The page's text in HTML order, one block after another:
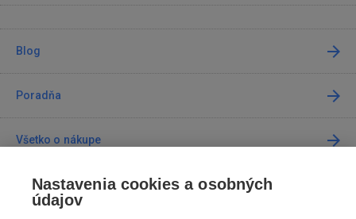
Blog
Poradňa
Všetko o nákupe
Predajne
Nastavenia cookies a osobných
údajov